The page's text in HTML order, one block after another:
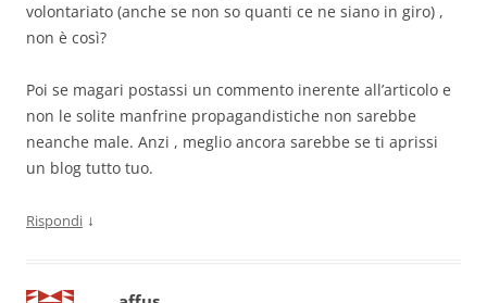
volontariato (anche se non so quanti ce ne siano in giro) ,
non è così?
Poi se magari postassi un commento inerente all’articolo e
non le solite manfrine propagandistiche non sarebbe
neanche male. Anzi , meglio ancora sarebbe se ti aprissi
un blog tutto tuo.
Rispondi ↓